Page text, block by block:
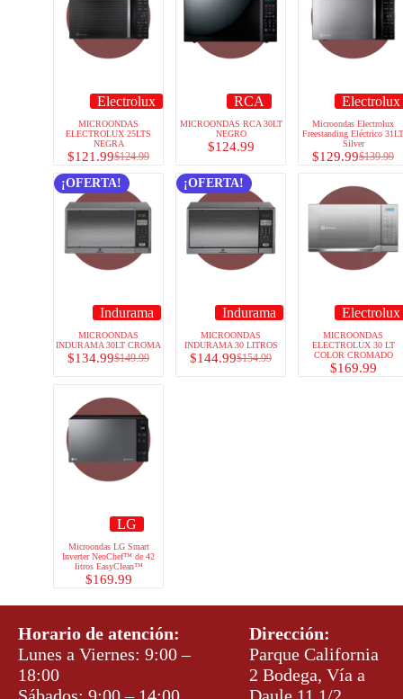
Electrolux
MICROONDAS
ELECTROLUX 25LTS
NEGRA
$124.99
$121.99
RCA
MICROONDAS RCA 30LT
NEGRO
$124.99
Electrolux
Microondas Electrolux
Freestanding Eléctrico 31LT
Silver
$139.99
$129.99
¡OFERTA!
Indurama
MICROONDAS
INDURAMA 30LT CROMA
$149.99
$134.99
¡OFERTA!
Indurama
MICROONDAS
INDURAMA 30 LITROS
$154.99
$144.99
Electrolux
MICROONDAS
ELECTROLUX 30 LT
COLOR CROMADO
$169.99
LG
Microondas LG Smart
Inverter NeoChef™ de 42
litros EasyClean™
$169.99
Horario de atención:
Lunes a Viernes: 9:00 –
18:00
Dirección:
Parque California
2 Bodega, Vía a